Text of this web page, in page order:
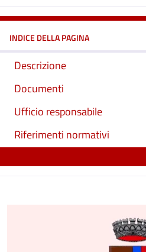
INDICE DELLA PAGINA
Descrizione
Documenti
Ufficio responsabile
Riferimenti normativi